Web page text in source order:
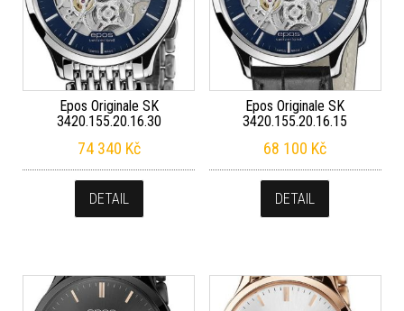
Epos Originale SK
3420.155.20.16.30
74 340 Kč
DETAIL
Epos Originale SK
3420.155.20.16.15
68 100 Kč
DETAIL